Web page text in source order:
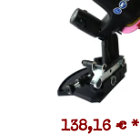
138,16 € *